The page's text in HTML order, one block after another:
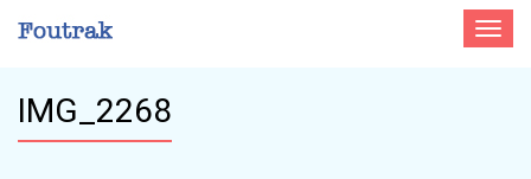
Toggle
IMG_2268